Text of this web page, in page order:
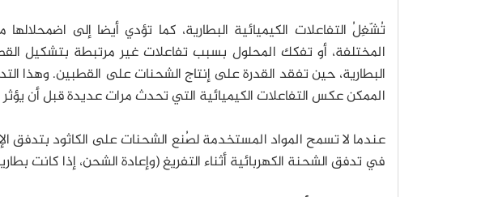
تُشّغِلُ التفاعلات الكيميائية البطارية، كما تؤدي أيضا إلى
المختلفة، أو تفكك المحلول بسبب تفاعلات غير مرتبطة بتشكيل
البطارية، حين تفقد القدرة على إنتاج الشحنات على القطبين. وهذا
الممكن عكس التفاعلات الكيميائية التي تحدث مرات عديدة قبل أن يؤثر
عندما لا تسمح المواد المستخدمة لصُنع الشحنات على الكاثود بتدفق
في تدفق الشحنة الكهربائية أثناء التفريغ (وإعادة الشحن، إذا كانت